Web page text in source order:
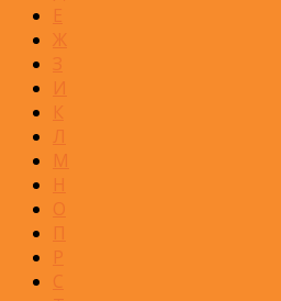
Е
Ж
З
И
К
Л
М
Н
О
П
Р
С